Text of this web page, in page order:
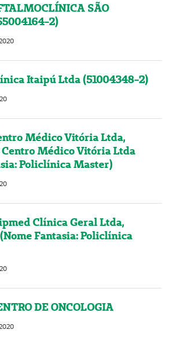
SÃO
2)
Itaipú Ltda (51004348-2)
Médico Vitória Ltda,
Centro Médico Vitória Ltda
Policlínica Master)
Clínica Geral Ltda,
Fantasia: Policlínica
DE ONCOLOGIA